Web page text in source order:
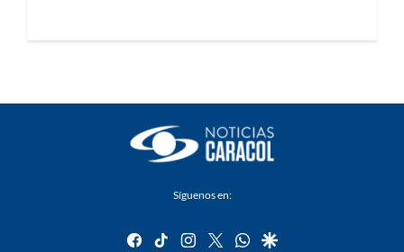
Síguenos en:
facebook
tiktok instagram
twitterwhatsapp
google